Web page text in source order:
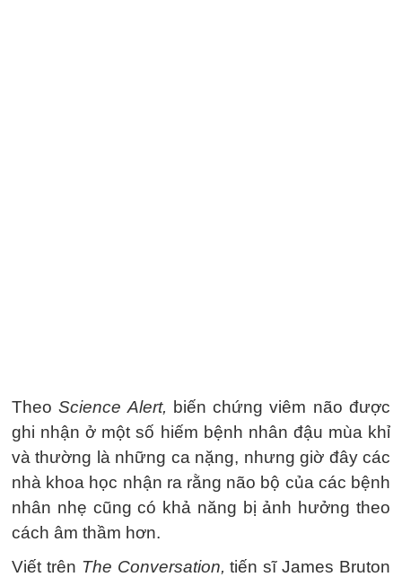
TheoScience Alert, biến chứng viêm não được
ghi nhận ở một số hiếm bệnh nhân đậu mùa khỉ
và thường là những ca nặng, nhưng giờ đây các
nhà khoa học nhận ra rằng não bộ của các bệnh
nhân nhẹ cũng có khả năng bị ảnh hưởng theo
cách âm thầm hơn.
Viết trên The Conversation, tiến sĩ James Bruton